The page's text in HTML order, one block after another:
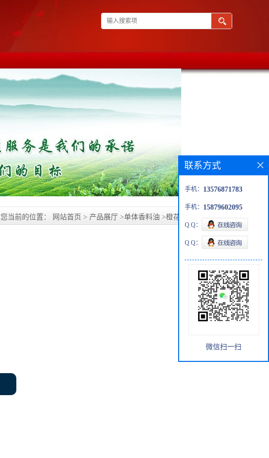
您当前的位置： 网站首页 > 产品展厅 >单体香料油 >橙花叔醇 7212-44-4
联系方式
手机： 13576871783
手机： 15879602095
Q Q：
Q Q：
微信扫一扫